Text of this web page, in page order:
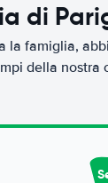
di
la famiglia,
della nostra